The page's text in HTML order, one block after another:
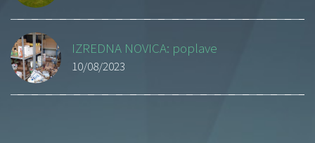
IZREDNA NOVICA: poplave
10/08/2023